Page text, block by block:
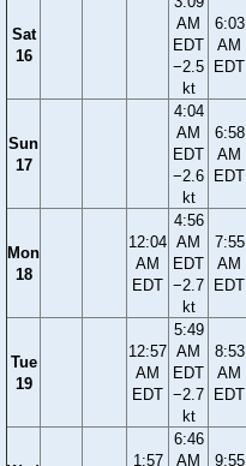
Sat
16
AM
EDT
−2.5
kt
6:03
AM
EDT
Sun
17
4:04
AM
EDT
−2.6
kt
6:58
AM
EDT
Mon
18
12:04
AM
EDT
4:56
AM
EDT
−2.7
kt
7:55
AM
EDT
Tue
19
12:57
AM
EDT
5:49
AM
EDT
−2.7
kt
8:53
AM
EDT
1:57
6:46
AM
9:55